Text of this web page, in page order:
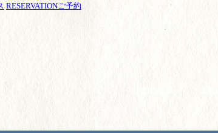
RESERVATIONご予約